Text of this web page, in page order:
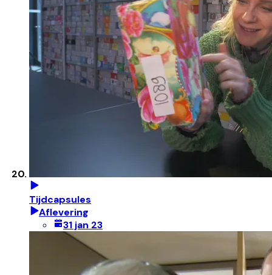
Tijdcapsules
Aflevering
31 jan 23